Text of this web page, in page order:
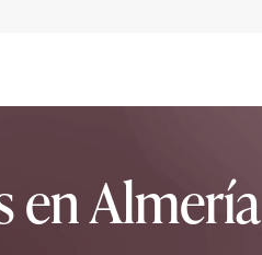
en Almería